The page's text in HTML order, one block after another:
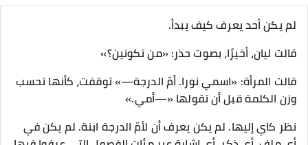
لم يكن أحد يعرف كيف يبدأ.
قالت ليان، أخيرًا، بصوت حذر: «من تكونين؟»
قالت المرأة: «اسمي نورا. أمّ الدرجة—» توقفت، كأنها تحسب
وزن الكلمة قبل أن تقولها «—أمي.»
نظر كاي إليها. لم يكن يعرف أن لأمّ الدرجة ابنة. لم يكن في